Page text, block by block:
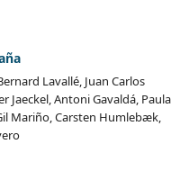
Lavallé, Juan Carlos
Jaeckel, Antoni Gavaldá, Paula
Mariño, Carsten Humlebæk,